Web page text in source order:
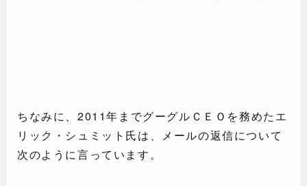
ちなみに、2011年までグーグルＣＥＯを務めたエ
リック・シュミット氏は、メールの返信について
次のように言っています。